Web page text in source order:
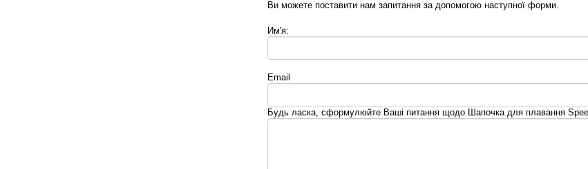
Ви можете поставити нам запитання за допомогою наступної форми.
Им'я:
Email
Будь ласка, сформулюйте Ваші питання щодо Шапочка для плавання